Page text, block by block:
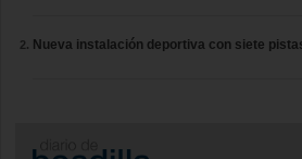
Nueva instalación deportiva con siete